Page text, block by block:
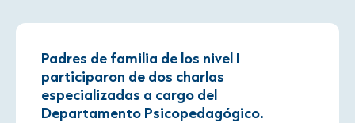
Padres de familia de los nivel I
participaron de dos charlas
especializadas a cargo del
Departamento Psicopedagógico.